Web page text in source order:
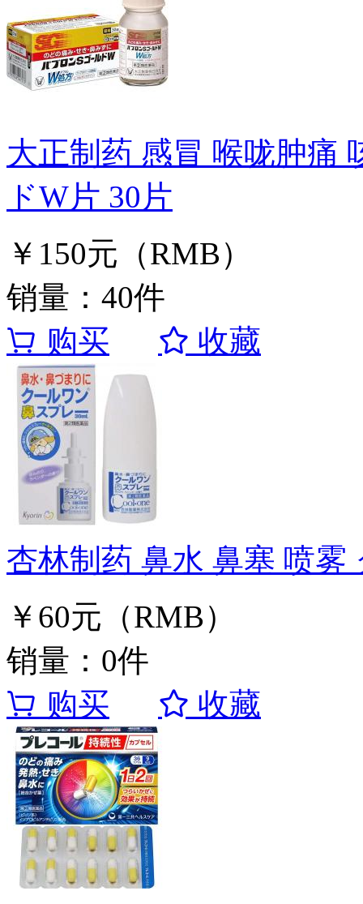
大正制药 感冒 喉咙肿痛
ドW片 30片
￥150元（RMB）
销量：40件
购买
收藏
杏林制药 鼻水 鼻塞 喷
￥60元（RMB）
销量：0件
购买
收藏